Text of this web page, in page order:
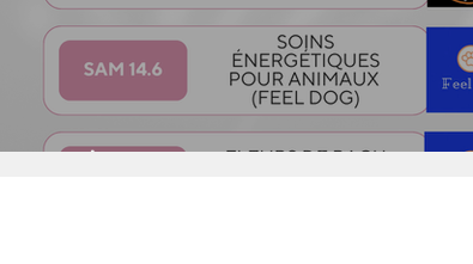
Dernières dates de formation